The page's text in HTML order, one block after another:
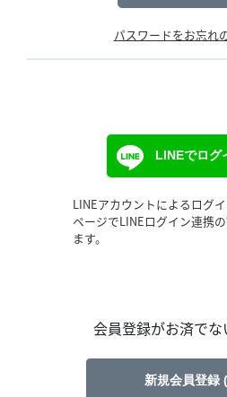
パスワードをお忘れ
LINEでログ
LINEアカウントによるログ
ページでLINEログイン連携
ます。
会員登録がお済でな
新規会員登録